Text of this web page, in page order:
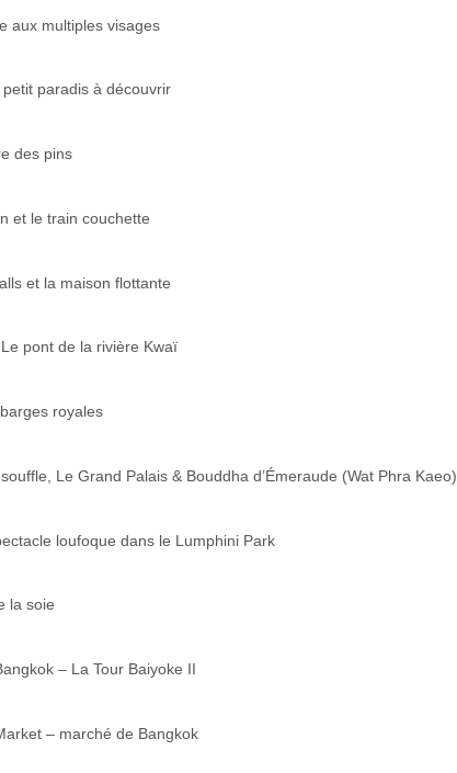
aux multiples visages
paradis à découvrir
des pins
et le train couchette
et la maison flottante
pont de la rivière Kwaï
royales
Le Grand Palais & Bouddha d’Émeraude (Wat Phra Kaeo),
loufoque dans le Lumphini Park
la soie
– La Tour Baiyoke II
– marché de Bangkok